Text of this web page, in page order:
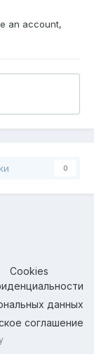
an account,
0
Cookies
данных
соглашение